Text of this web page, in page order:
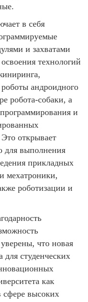
в себя
и захватами
технологий
андроидного
робота-собаки, а
и
открывает
для выполнения
прикладных
мехатроники,
роботизации и
что новая
для студенческих
как
сфере высоких